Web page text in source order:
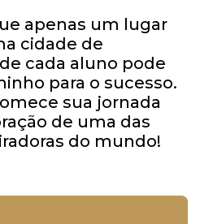
apenas um lugar
cidade de
cada aluno pode
para o sucesso.
sua jornada
de uma das
do mundo!